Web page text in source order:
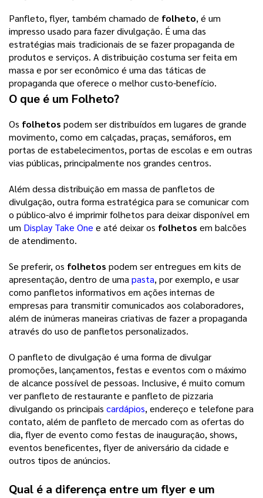
Panfleto, flyer, também chamado de folheto, é um
impresso usado para fazer divulgação. É uma das
estratégias mais tradicionais de se fazer propaganda de
produtos e serviços. A distribuição costuma ser feita em
massa e por ser econômico é uma das táticas de
propaganda que oferece o melhor custo-benefício.
O que é um Folheto?
Os folhetos podem ser distribuídos em lugares de grande
movimento, como em calçadas, praças, semáforos, em
portas de estabelecimentos, portas de escolas e em outras
vias públicas, principalmente nos grandes centros.
Além dessa distribuição em massa de panfletos de
divulgação, outra forma estratégica para se comunicar com
o público-alvo é imprimir folhetos para deixar disponível em
um Display Take One e até deixar os folhetos em balcões
de atendimento.
Se preferir, os folhetos podem ser entregues em kits de
apresentação, dentro de uma pasta, por exemplo, e usar
como panfletos informativos em ações internas de
empresas para transmitir comunicados aos colaboradores,
além de inúmeras maneiras criativas de fazer a propaganda
através do uso de panfletos personalizados.
O panfleto de divulgação é uma forma de divulgar
promoções, lançamentos, festas e eventos com o máximo
de alcance possível de pessoas. Inclusive, é muito comum
ver panfleto de restaurante e panfleto de pizzaria
divulgando os principais cardápios, endereço e telefone para
contato, além de panfleto de mercado com as ofertas do
dia, flyer de evento como festas de inauguração, shows,
eventos beneficentes, flyer de aniversário da cidade e
outros tipos de anúncios.
Qual é a diferença entre um flyer e um